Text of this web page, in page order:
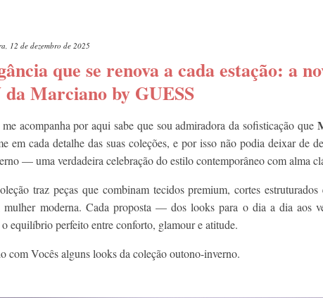
12 de dezembro de 2025
que se renova a cada estação: a
Marciano by GUESS
acompanha por aqui sabe que sou admiradora da sofisticação que
em cada detalhe das suas coleções, e por isso não podia deixar de
— uma verdadeira celebração do estilo contemporâneo com alma
traz peças que combinam tecidos premium, cortes
mulher moderna. Cada proposta — dos looks para o dia a dia aos
equilíbrio perfeito entre conforto, glamour e atitude.
com Vocês alguns looks da coleção outono-inverno.